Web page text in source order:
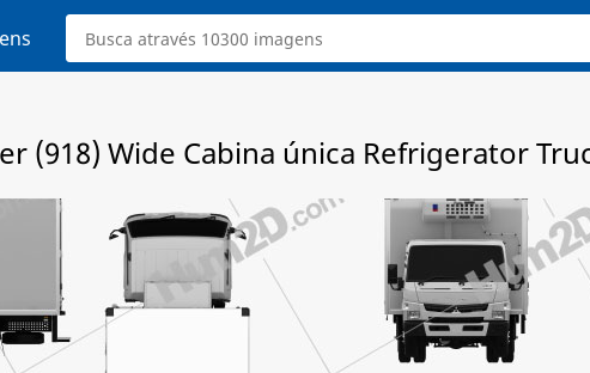
(918) Wide Cabina única Refrigerator